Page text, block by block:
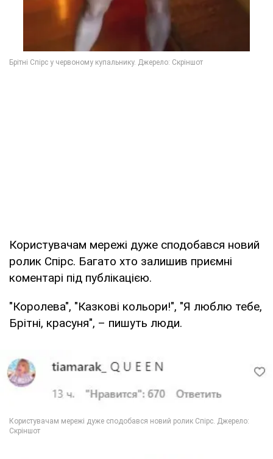
Користувачам мережі дуже сподобався новий
ролик Спірс. Багато хто залишив приємні
коментарі під публікацією.
"Королева", "Казкові кольори!", "Я люблю тебе,
Брітні, красуня", – пишуть люди.